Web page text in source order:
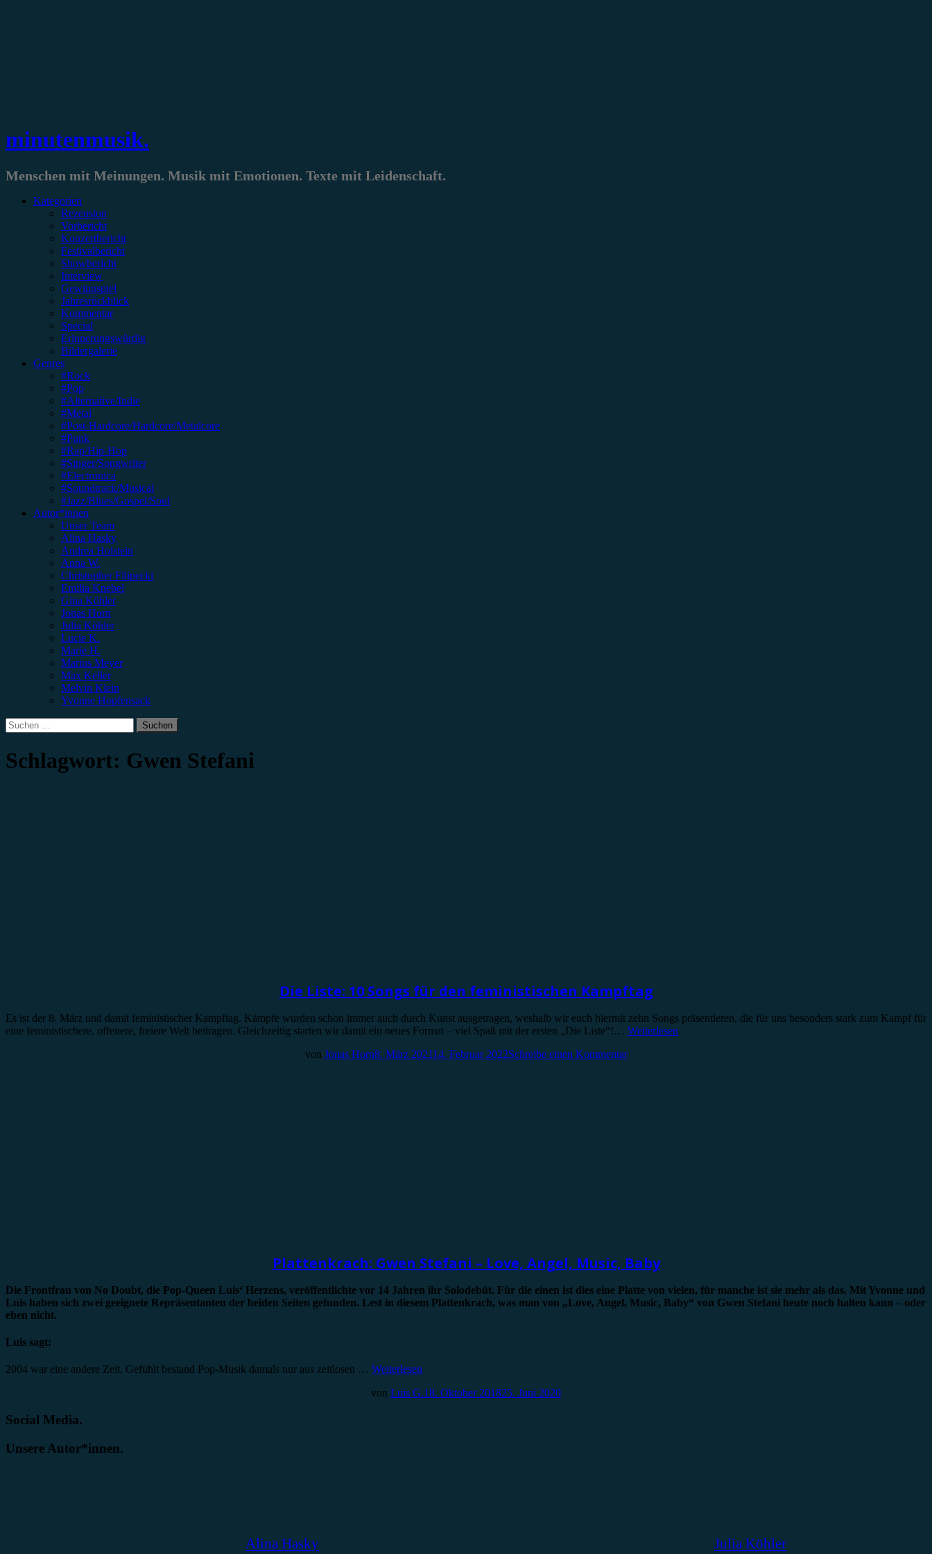
minutenmusik.
Menschen mit Meinungen. Musik mit Emotionen. Texte mit Leidenschaft.
Kategorien
Rezension
Vorbericht
Konzertbericht
Festivalbericht
Showbericht
Interview
Gewinnspiel
Jahresrückblick
Kommentar
Special
Erinnerungswürdig
Bildergalerie
Genres
#Rock
#Pop
#Alternative/Indie
#Metal
#Post-Hardcore/Hardcore/Metalcore
#Punk
#Rap/Hip-Hop
#Singer/Songwriter
#Electronica
#Soundtrack/Musical
#Jazz/Blues/Gospel/Soul
Autor*innen
Unser Team
Alina Hasky
Andrea Holstein
Anna W.
Christopher Filipecki
Emilia Knebel
Gina Köhler
Jonas Horn
Julia Köhler
Lucie K.
Marie H.
Marius Meyer
Max Keller
Melvin Klein
Yvonne Hopfensack
Suchen
nach:
Schlagwort: Gwen Stefani
Die Liste: 10 Songs für den feministischen Kampftag
Es ist der 8. März und damit feministischer Kampftag. Kämpfe wurden schon immer auch durch Kunst ausgetragen, weshalb wir euch hiermit zehn Songs präsentieren, die für uns besonders stark zum Kampf für
eine feministischere, offenere, freiere Welt beitragen. Gleichzeitig starten wir damit ein neues Format – viel Spaß mit der ersten „Die Liste“!… Weiterlesen
von Jonas Horn8. März 202114. Februar 2022Schreibe einen Kommentar
Plattenkrach: Gwen Stefani – Love, Angel, Music, Baby
Die Frontfrau von No Doubt, die Pop-Queen Luis‘ Herzens, veröffentlichte vor 14 Jahren ihr Solodebüt. Für die einen ist dies eine Platte von vielen, für manche ist sie mehr als das. Mit Yvonne und
Luis haben sich zwei geeignete Repräsentanten der beiden Seiten gefunden. Lest in diesem Plattenkrach, was man von „Love, Angel, Music, Baby“ von Gwen Stefani heute noch halten kann – oder
eben nicht.
Luis sagt:
2004 war eine andere Zeit. Gefühlt bestand Pop-Musik damals nur aus zeitlosen … Weiterlesen
von Luis G.18. Oktober 201825. Juni 2020
Social Media.
Unsere Autor*innen.
Alina Hasky Julia Köhler